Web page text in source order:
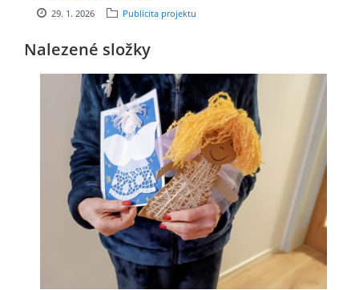
ŠKOLNÍ DRUŽINA
NAŠE ÚSPĚCHY
29. 1. 2026 Publicita projektu
Nalezené složky